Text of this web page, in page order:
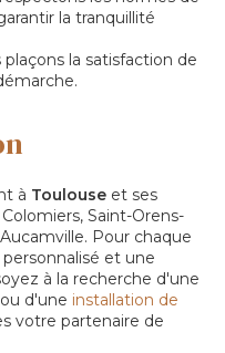
la tranquillité
plaçons la satisfaction de
à Toulouse et ses
Saint-Orens-
Pour chaque
et une
à la recherche d'une
ou d'une installation de
votre partenaire de